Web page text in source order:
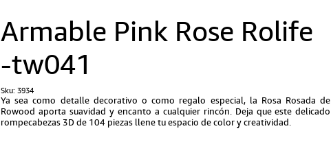
Armable Pink Rose Rolife
-tw041
Sku: 3934
Ya sea como detalle decorativo o como regalo especial, la Rosa Rosada de
Rowood aporta suavidad y encanto a cualquier rincón. Deja que este delicado
rompecabezas 3D de 104 piezas llene tu espacio de color y creatividad.